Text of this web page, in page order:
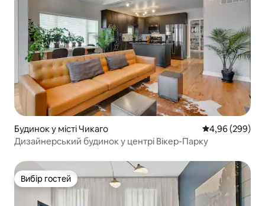
Будинок у місті Чикаго Середня
4,96 (299)
Дизайнерський будинок у центрі Вікер-Парку
Вибір гостей
Вибір гостей